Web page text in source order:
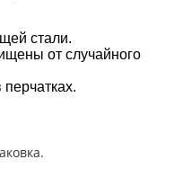
стали.
от случайного